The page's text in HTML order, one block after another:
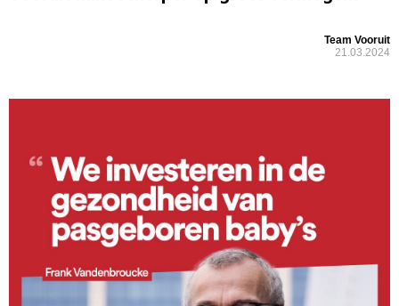
Team Vooruit
21.03.2024